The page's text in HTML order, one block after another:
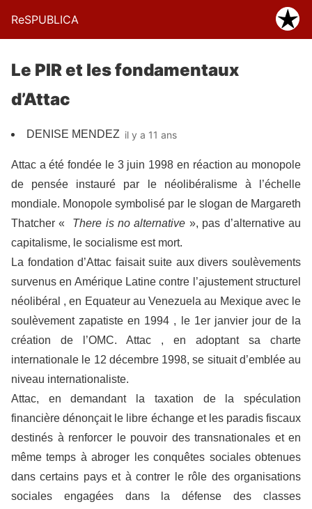
ReSPUBLICA
Le PIR et les fondamentaux
d’Attac
DENISE MENDEZ il y a 11 ans
Attac a été fondée le 3 juin 1998 en réaction au monopole
de pensée instauré par le néolibéralisme à l’échelle
mondiale. Monopole symbolisé par le slogan de Margareth
Thatcher « There is no alternative », pas d’alternative au
capitalisme, le socialisme est mort.
La fondation d’Attac faisait suite aux divers soulèvements
survenus en Amérique Latine contre l’ajustement structurel
néolibéral , en Equateur au Venezuela au Mexique avec le
soulèvement zapatiste en 1994 , le 1er janvier jour de la
création de l’OMC. Attac , en adoptant sa charte
internationale le 12 décembre 1998, se situait d’emblée au
niveau internationaliste.
Attac, en demandant la taxation de la spéculation
financière dénonçait le libre échange et les paradis fiscaux
destinés à renforcer le pouvoir des transnationales et en
même temps à abroger les conquêtes sociales obtenues
dans certains pays et à contrer le rôle des organisations
sociales engagées dans la défense des classes